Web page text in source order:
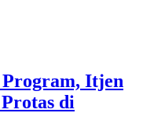
Itjen
di